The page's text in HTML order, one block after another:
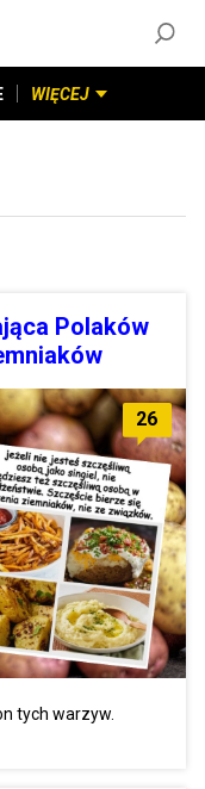
WIĘCEJ
Polaków
26
tych warzyw.